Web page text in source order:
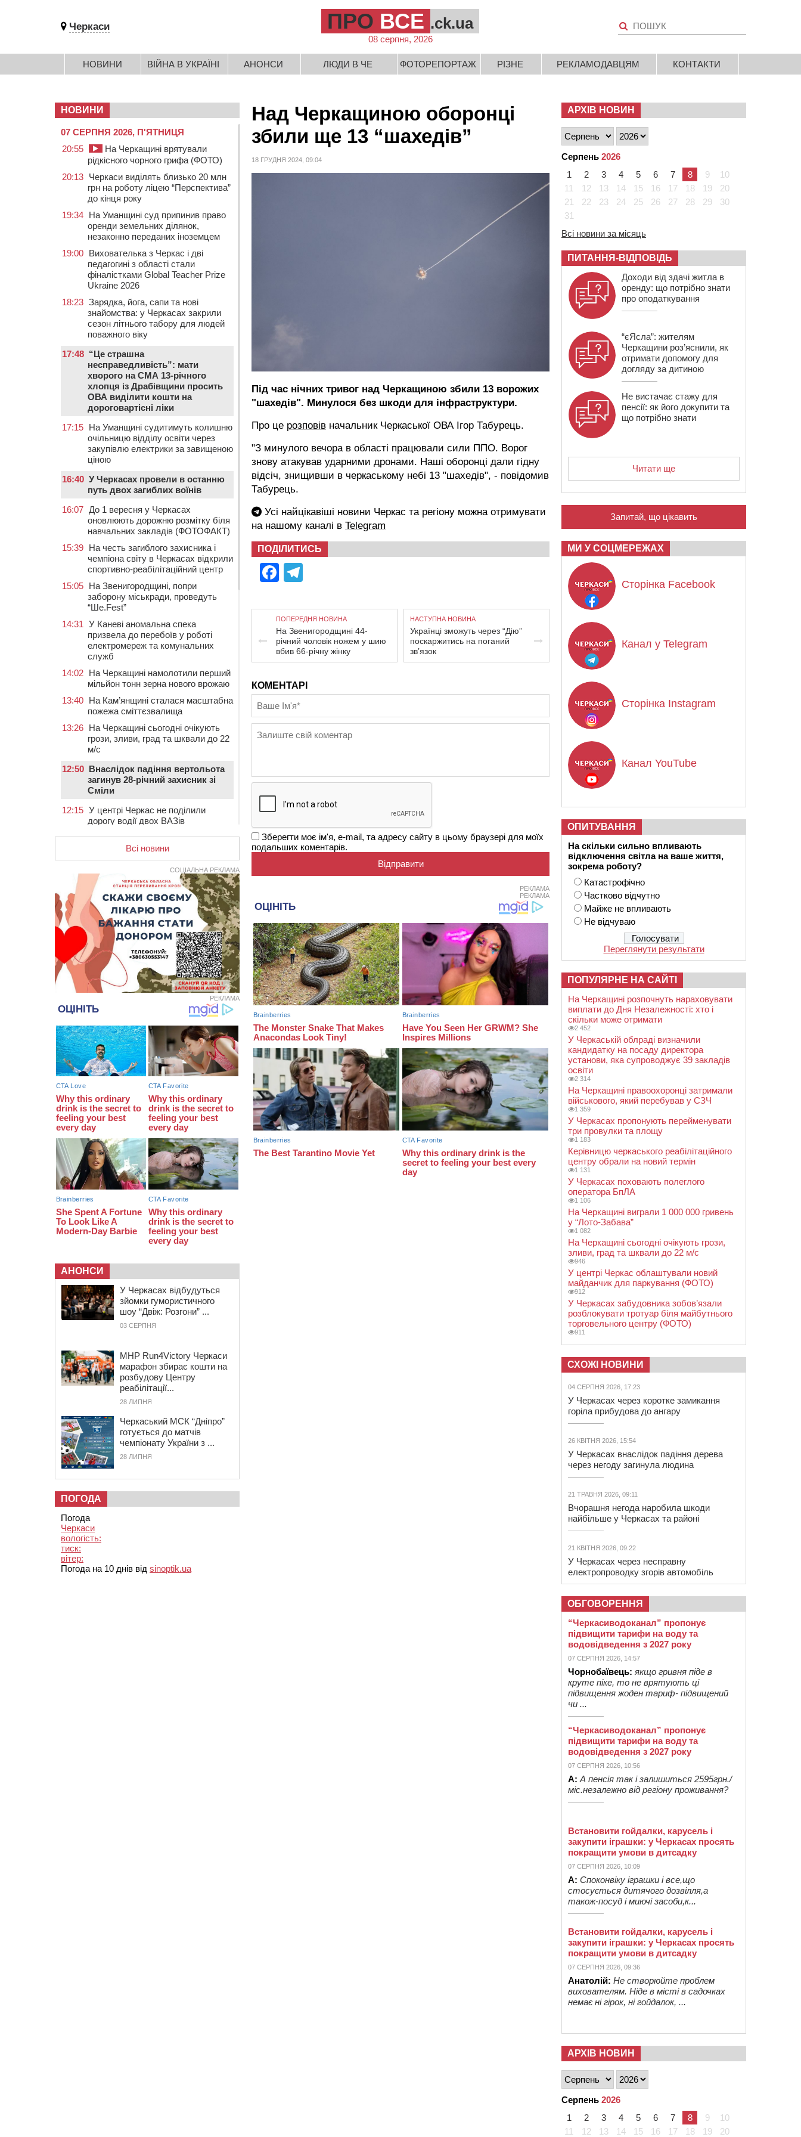
Черкаси ПРО ВСЕ .ck.ua
08 серпня, 2026
НОВИНИ ВІЙНА В УКРАЇНІ АНОНСИ ЛЮДИ В ЧЕ ФОТОРЕПОРТАЖ РІЗНЕ РЕКЛАМОДАВЦЯМ КОНТАКТИ
Над Черкащиною оборонці
збили ще 13 “шахедів”
18 ГРУДНЯ 2024, 09:04
Під час нічних тривог над Черкащиною збили 13 ворожих
"шахедів". Минулося без шкоди для інфраструктури.
Про це розповів начальник Черкаської ОВА Ігор Табурець.
"З минулого вечора в області працювали сили ППО. Ворог
знову атакував ударними дронами. Наші оборонці дали гідну
відсіч, знищивши в черкаському небі 13 "шахедів", - повідомив
Табурець.
Усі найцікавіші новини Черкас та регіону можна отримувати
на нашому каналі в Telegram
ПОДІЛИТИСЬ
Facebook
ПОПЕРЕДНЯ НОВИНА
На Звенигородщині 44-
річний чоловік ножем у шию
вбив 66-річну жінку
НАСТУПНА НОВИНА
Українці зможуть через “Дію”
поскаржитись на поганий
зв’язок
КОМЕНТАРІ
Зберегти моє ім'я, e-mail, та адресу сайту в цьому браузері для моїх
подальших коментарів.
РЕКЛАМА
РЕКЛАМА
НОВИНИ
07 СЕРПНЯ 2026, П'ЯТНИЦЯ
20:55
На Черкащині врятували
рідкісного чорного грифа (ФОТО)
20:13 Черкаси виділять близько 20 млн
грн на роботу ліцею “Перспектива”
до кінця року
19:34 На Уманщині суд припинив право
оренди земельних ділянок,
незаконно переданих іноземцем
19:00 Вихователька з Черкас і дві
педагогині з області стали
фіналістками Global Teacher Prize
Ukraine 2026
18:23 Зарядка, йога, сапи та нові
знайомства: у Черкасах закрили
сезон літнього табору для людей
поважного віку
17:48 “Це страшна
несправедливість”: мати
хворого на СМА 13-річного
хлопця із Драбівщини просить
ОВА виділити кошти на
дороговартісні ліки
17:15 На Уманщині судитимуть колишню
очільницю відділу освіти через
закупівлю електрики за завищеною
ціною
16:40 У Черкасах провели в останню
путь двох загиблих воїнів
16:07 До 1 вересня у Черкасах
оновлюють дорожню розмітку біля
навчальних закладів (ФОТОФАКТ)
15:39 На честь загиблого захисника і
чемпіона світу в Черкасах відкрили
спортивно-реабілітаційний центр
15:05 На Звенигородщині, попри
заборону міськради, проведуть
“Ше.Fest”
14:31 У Каневі аномальна спека
призвела до перебоїв у роботі
електромереж та комунальних
служб
14:02 На Черкащині намолотили перший
мільйон тонн зерна нового врожаю
13:40 На Кам’янщині сталася масштабна
пожежа сміттєзвалища
13:26 На Черкащині сьогодні очікують
грози, зливи, град та шквали до 22
м/с
12:50 Внаслідок падіння вертольота
загинув 28-річний захисник зі
Сміли
12:15 У центрі Черкас не поділили
дорогу водії двох ВАЗів
11:29 У Черкасах до середини серпня
обмежать рух транспорту на трьох
вулицях
10:54 На Черкащині кількість укриттів
збільшилась уп’ятеро з початку
повномасштабної війни
10:15
У Черкасах водій Audi Q5
спричинив аварію, не пропустивши
інший кросовер
09:42 “Черкасиводоканал” пропонує
підвищити тарифи на воду та
водовідведення з 2027 року
09:08 Встановити гойдалки, карусель і
закупити іграшки: у Черкасах
просять покращити умови в
дитсадку
08:22 “На щиті” у Чорнобаївську
громаду повертається полеглий
біля Кліщіївки воїн
07:30
Понад 968 мільйонів гривень
земельного податку сплатили на
Черкащині
06 СЕРПНЯ 2026, ЧЕТВЕР
21:13 Вісім медалей, з яких чотири
золоті: черкаські спортсмени
тріумфували на чемпіонаті України
Всі новини
СОЦІАЛЬНА РЕКЛАМА
РЕКЛАМА
АНОНСИ
У Черкасах відбудуться
зйомки гумористичного
шоу “Двіж: Розгони” ...
03 СЕРПНЯ
MHP Run4Victory Черкаси
марафон збирає кошти на
розбудову Центру
реабілітації...
28 ЛИПНЯ
Черкаський МСК “Дніпро”
готується до матчів
чемпіонату України з ...
28 ЛИПНЯ
ПОГОДА
Погода
Черкаси
вологість:
тиск:
вітер:
Погода на 10 днів від sinoptik.ua
АРХІВ НОВИН
Серпень 2026
1
2 3 4 5 6 7 8 9
10
11
12 13 14 15 16 17 18 19
20
21
22 23 24 25 26 27 28 29
30
31
Всі новини за місяць
ПИТАННЯ-ВІДПОВІДЬ
Доходи від здачі житла в
оренду: що потрібно знати
про оподаткування
“єЯсла”: жителям
Черкащини роз’яснили, як
отримати допомогу для
догляду за дитиною
Не вистачає стажу для
пенсії: як його докупити та
що потрібно знати
Читати ще
Запитай, що цікавить
МИ У СОЦМЕРЕЖАХ
Сторінка Facebook
Канал у Telegram
Сторінка Instagram
Канал YouTube
ОПИТУВАННЯ
На скільки сильно впливають
відключення світла на ваше життя,
зокрема роботу?
Катастрофічно
Частково відчутно
Майже не впливають
Не відчуваю
Переглянути результати
ПОПУЛЯРНЕ НА САЙТІ
На Черкащині розпочнуть нараховувати
виплати до Дня Незалежності: хто і
скільки може отримати
2 452
У Черкаській облраді визначили
кандидатку на посаду директора
установи, яка супроводжує 39 закладів
освіти
2 314
На Черкащині правоохоронці затримали
військового, який перебував у СЗЧ
1 359
У Черкасах пропонують перейменувати
три провулки та площу
1 183
Керівницю черкаського реабілітаційного
центру обрали на новий термін
1 131
У Черкасах поховають полеглого
оператора БпЛА
1 106
На Черкащині виграли 1 000 000 гривень
у “Лото-Забава”
1 082
На Черкащині сьогодні очікують грози,
зливи, град та шквали до 22 м/с
946
У центрі Черкас облаштували новий
майданчик для паркування (ФОТО)
912
У Черкасах забудовника зобов’язали
розблокувати тротуар біля майбутнього
торговельного центру (ФОТО)
911
СХОЖІ НОВИНИ
04 СЕРПНЯ 2026, 17:23
У Черкасах через коротке замикання
горіла прибудова до ангару
26 КВІТНЯ 2026, 15:54
У Черкасах внаслідок падіння дерева
через негоду загинула людина
21 ТРАВНЯ 2026, 09:11
Вчорашня негода наробила шкоди
найбільше у Черкасах та районі
21 КВІТНЯ 2026, 09:22
У Черкасах через несправну
електропроводку згорів автомобіль
ОБГОВОРЕННЯ
“Черкасиводоканал” пропонує
підвищити тарифи на воду та
водовідведення з 2027 року
07 СЕРПНЯ 2026, 14:57
Чорнобаївець: якщо гривня піде в
круте піке, то не врятують ці
підвищення жоден тариф- підвищений
чи ...
“Черкасиводоканал” пропонує
підвищити тарифи на воду та
водовідведення з 2027 року
07 СЕРПНЯ 2026, 10:56
А: А пенсія так і залишиться 2595грн./
міс.незалежно від регіону проживання?
Встановити гойдалки, карусель і
закупити іграшки: у Черкасах просять
покращити умови в дитсадку
07 СЕРПНЯ 2026, 10:09
А: Споконвіку іграшки і все,що
стосується дитячого дозвілля,а
також-посуд і миючі засоби,к...
Встановити гойдалки, карусель і
закупити іграшки: у Черкасах просять
покращити умови в дитсадку
07 СЕРПНЯ 2026, 09:36
Анатолій: Не створюйте проблем
вихователям. Ніде в місті в садочках
немає ні гірок, ні гойдалок, ...
АРХІВ НОВИН
Серпень 2026
1
2 3 4 5 6 7 8 9
10
11
12 13 14 15 16 17 18 19 20